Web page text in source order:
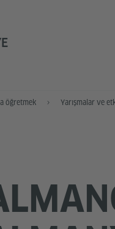
öğretmek Yarışmalar ve